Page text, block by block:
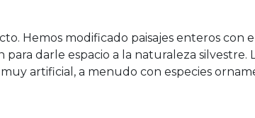
Hemos modificado paisajes enteros con
darle espacio a la naturaleza silvestre.
artificial, a menudo con especies